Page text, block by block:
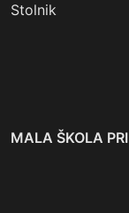
Stolnik
MALA ŠKOLA